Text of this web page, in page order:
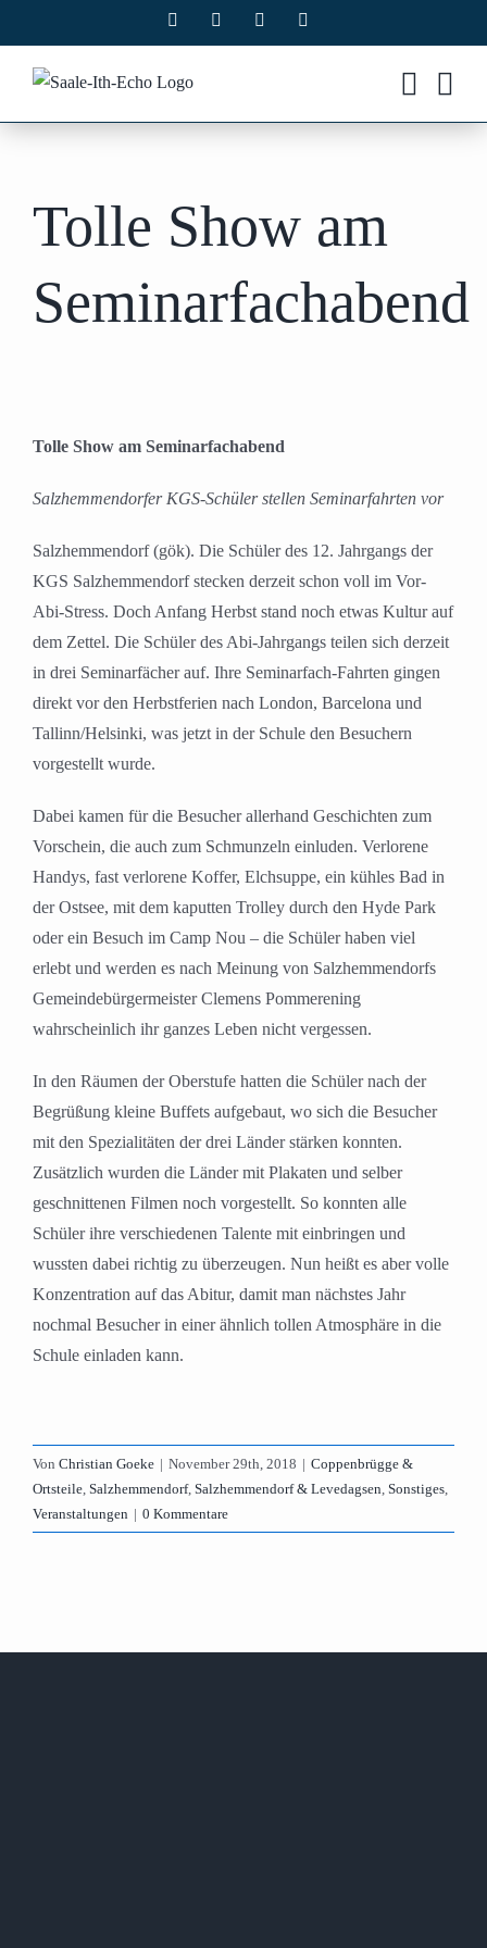
Inhalt
springen
Facebook Instagram
Tolle Show am
Seminarfachabend
Tolle Show am Seminarfachabend
Salzhemmendorfer KGS-Schüler stellen Seminarfahrten vor
Salzhemmendorf (gök). Die Schüler des 12. Jahrgangs der
KGS Salzhemmendorf stecken derzeit schon voll im Vor-
Abi-Stress. Doch Anfang Herbst stand noch etwas Kultur auf
dem Zettel. Die Schüler des Abi-Jahrgangs teilen sich derzeit
in drei Seminarfächer auf. Ihre Seminarfach-Fahrten gingen
direkt vor den Herbstferien nach London, Barcelona und
Tallinn/Helsinki, was jetzt in der Schule den Besuchern
vorgestellt wurde.
Dabei kamen für die Besucher allerhand Geschichten zum
Vorschein, die auch zum Schmunzeln einluden. Verlorene
Handys, fast verlorene Koffer, Elchsuppe, ein kühles Bad in
der Ostsee, mit dem kaputten Trolley durch den Hyde Park
oder ein Besuch im Camp Nou – die Schüler haben viel
erlebt und werden es nach Meinung von Salzhemmendorfs
Gemeindebürgermeister Clemens Pommerening
wahrscheinlich ihr ganzes Leben nicht vergessen.
In den Räumen der Oberstufe hatten die Schüler nach der
Begrüßung kleine Buffets aufgebaut, wo sich die Besucher
mit den Spezialitäten der drei Länder stärken konnten.
Zusätzlich wurden die Länder mit Plakaten und selber
geschnittenen Filmen noch vorgestellt. So konnten alle
Schüler ihre verschiedenen Talente mit einbringen und
wussten dabei richtig zu überzeugen. Nun heißt es aber volle
Konzentration auf das Abitur, damit man nächstes Jahr
nochmal Besucher in einer ähnlich tollen Atmosphäre in die
Schule einladen kann.
Von Christian Goeke | November 29th, 2018 | Coppenbrügge &
Ortsteile, Salzhemmendorf, Salzhemmendorf & Levedagsen, Sonstiges,
Veranstaltungen | 0 Kommentare